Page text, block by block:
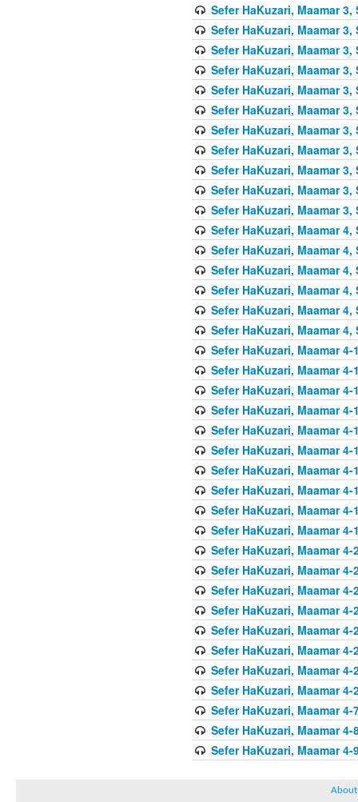
Sefer HaKuzari, Maamar 3,
Sefer HaKuzari, Maamar 3,
Sefer HaKuzari, Maamar 3,
Sefer HaKuzari, Maamar 3,
Sefer HaKuzari, Maamar 3,
Sefer HaKuzari, Maamar 3,
Sefer HaKuzari, Maamar 3,
Sefer HaKuzari, Maamar 3,
Sefer HaKuzari, Maamar 3,
Sefer HaKuzari, Maamar 3,
Sefer HaKuzari, Maamar 3,
Sefer HaKuzari, Maamar 4,
Sefer HaKuzari, Maamar 4,
Sefer HaKuzari, Maamar 4,
Sefer HaKuzari, Maamar 4,
Sefer HaKuzari, Maamar 4,
Sefer HaKuzari, Maamar 4,
Sefer HaKuzari, Maamar 4-
Sefer HaKuzari, Maamar 4-
Sefer HaKuzari, Maamar 4-
Sefer HaKuzari, Maamar 4-
Sefer HaKuzari, Maamar 4-
Sefer HaKuzari, Maamar 4-
Sefer HaKuzari, Maamar 4-
Sefer HaKuzari, Maamar 4-
Sefer HaKuzari, Maamar 4-
Sefer HaKuzari, Maamar 4-
Sefer HaKuzari, Maamar 4-
Sefer HaKuzari, Maamar 4-
Sefer HaKuzari, Maamar 4-
Sefer HaKuzari, Maamar 4-
Sefer HaKuzari, Maamar 4-
Sefer HaKuzari, Maamar 4-
Sefer HaKuzari, Maamar 4-
Sefer HaKuzari, Maamar 4-
Sefer HaKuzari, Maamar 4-
Sefer HaKuzari, Maamar 4-
Sefer HaKuzari, Maamar 4-
About